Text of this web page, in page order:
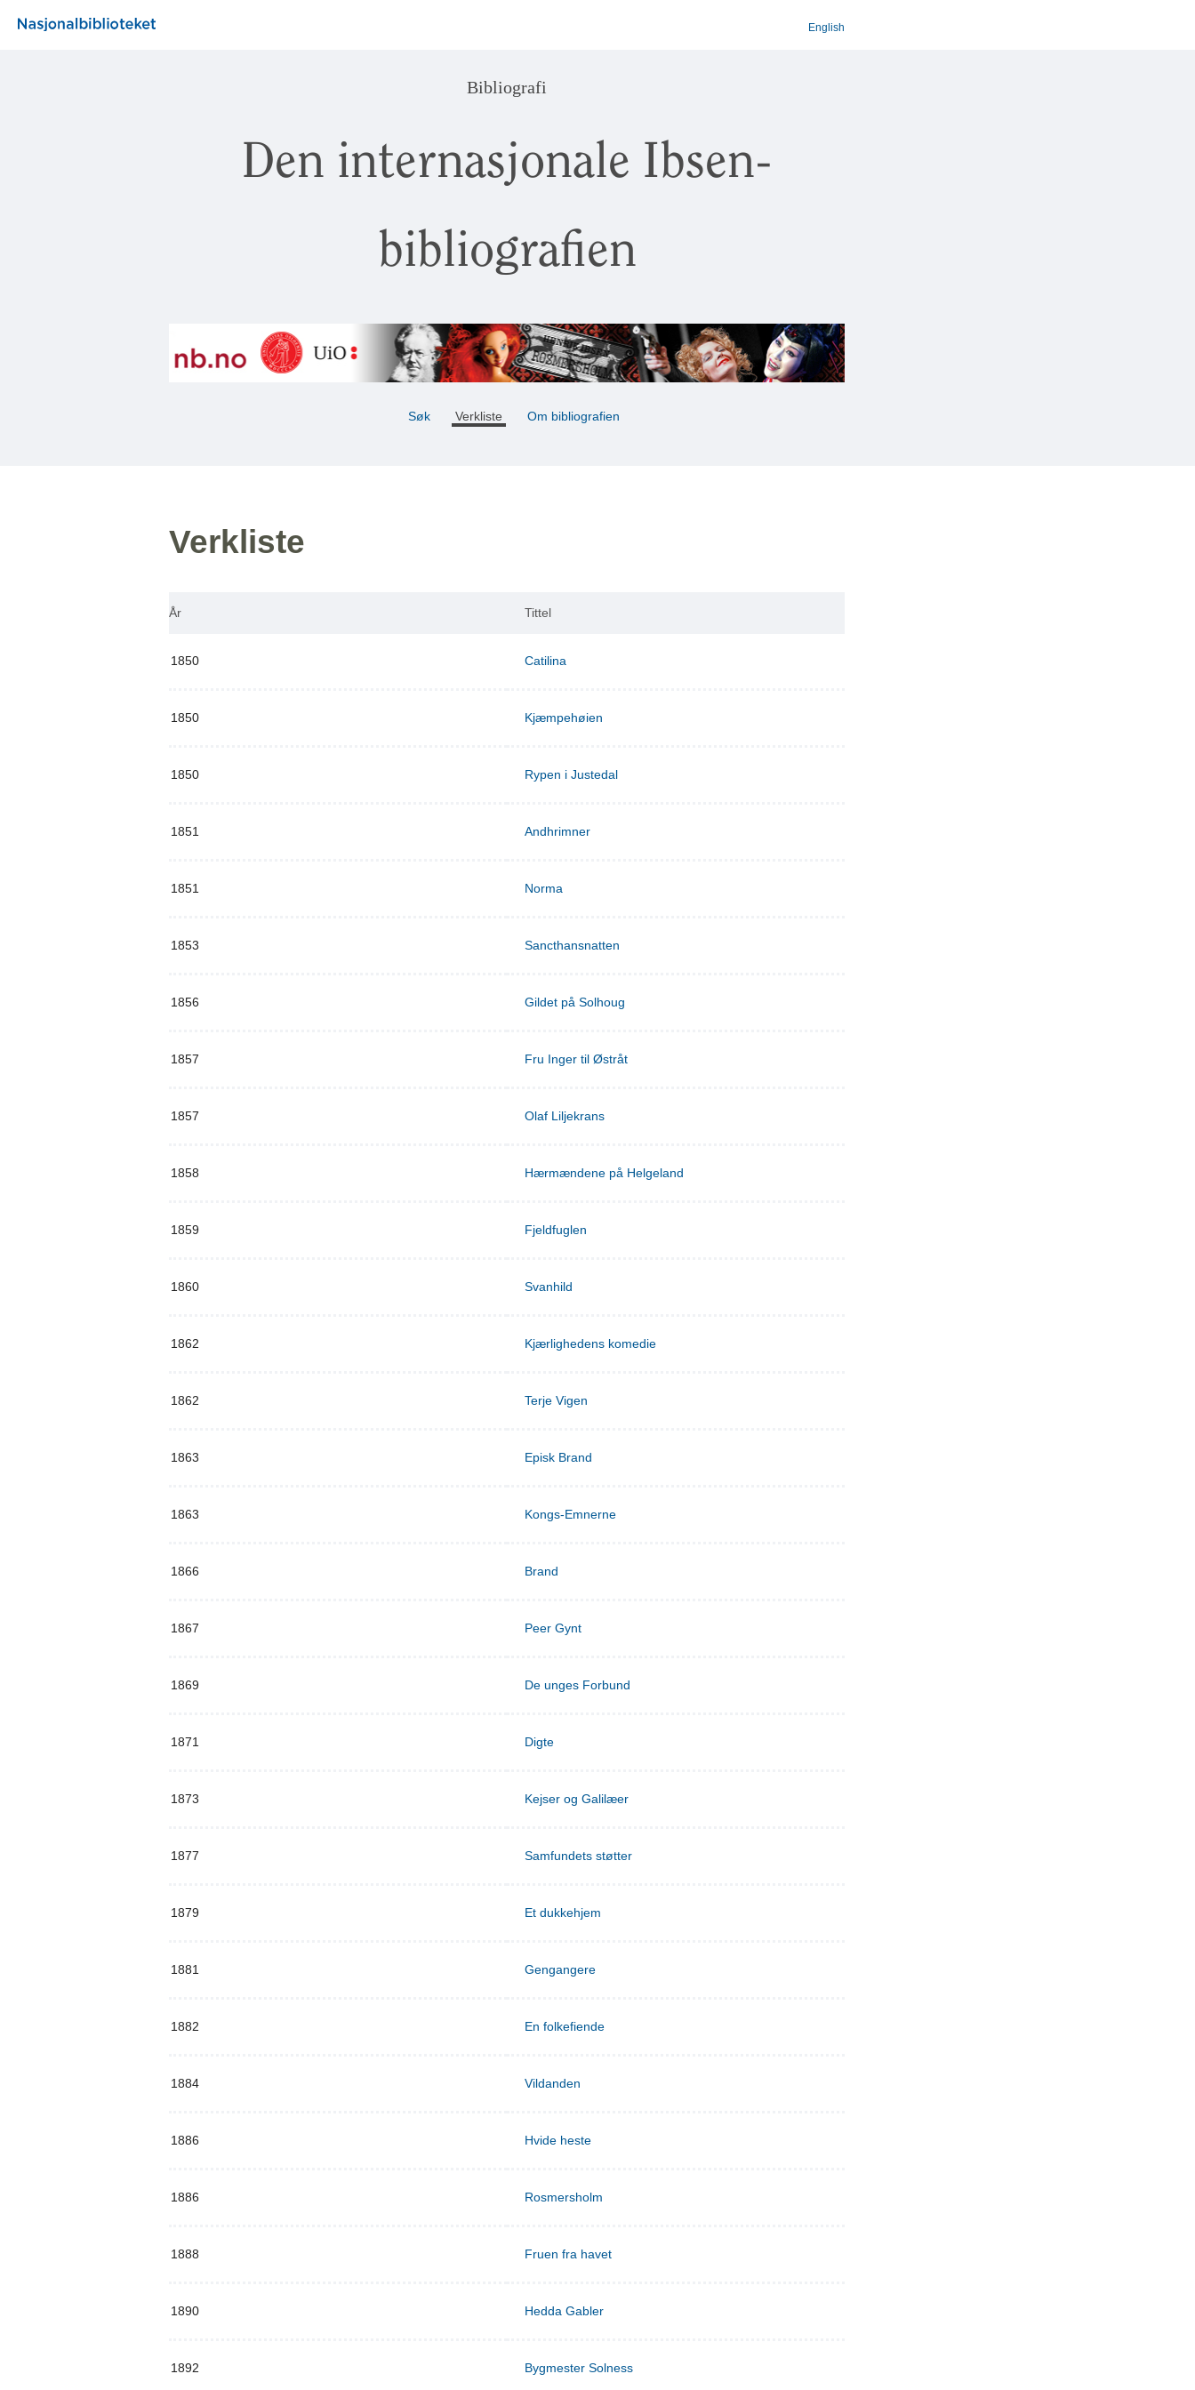
English
Bibliografi
Den internasjonale Ibsen-
bibliografien
Søk Verkliste Om bibliografien
Verkliste
År Tittel
1850 Catilina
1850 Kjæmpehøien
1850 Rypen i Justedal
1851 Andhrimner
1851 Norma
1853 Sancthansnatten
1856 Gildet på Solhoug
1857 Fru Inger til Østråt
1857 Olaf Liljekrans
1858 Hærmændene på Helgeland
1859 Fjeldfuglen
1860 Svanhild
1862 Kjærlighedens komedie
1862 Terje Vigen
1863 Episk Brand
1863 Kongs-Emnerne
1866 Brand
1867 Peer Gynt
1869 De unges Forbund
1871 Digte
1873 Kejser og Galilæer
1877 Samfundets støtter
1879 Et dukkehjem
1881 Gengangere
1882 En folkefiende
1884 Vildanden
1886 Hvide heste
1886 Rosmersholm
1888 Fruen fra havet
1890 Hedda Gabler
1892 Bygmester Solness